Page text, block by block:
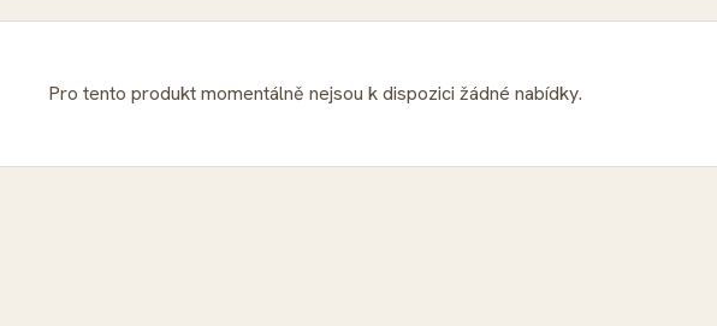
Pro tento produkt momentálně nejsou k dispozici žádné nabídky.